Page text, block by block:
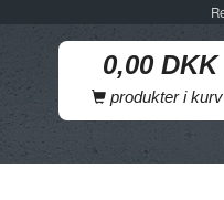
produkter i kurv